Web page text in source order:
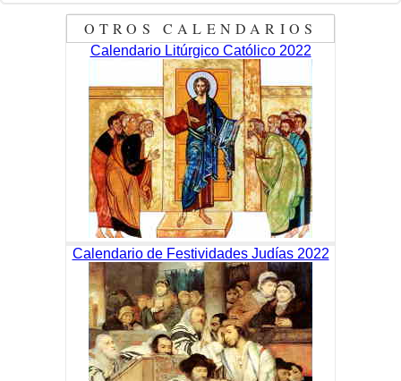
OTROS CALENDARIOS
Calendario Litúrgico Católico 2022
Calendario de Festividades Judías 2022